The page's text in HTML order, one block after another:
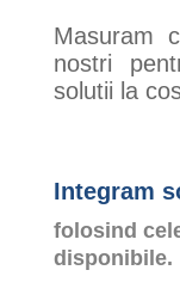
Masuram
nostri
solutii la
Integram
folosind
disponibile.